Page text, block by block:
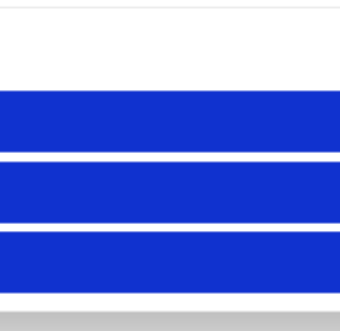
également des informations sur